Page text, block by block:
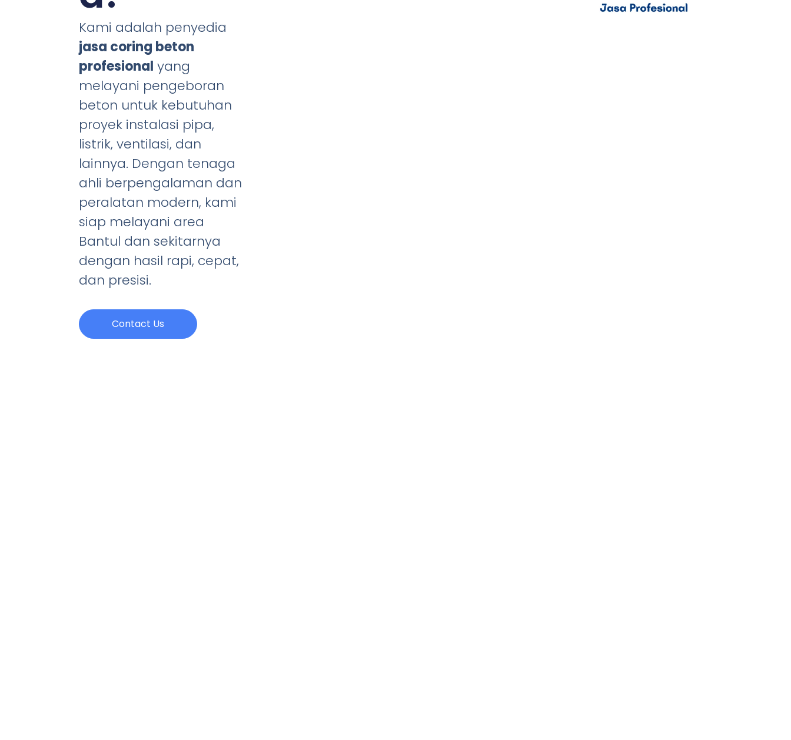
Kami adalah penyedia
jasa coring beton
profesional yang
melayani pengeboran
beton untuk kebutuhan
proyek instalasi pipa,
listrik, ventilasi, dan
lainnya. Dengan tenaga
ahli berpengalaman dan
peralatan modern, kami
siap melayani area
Bantul dan sekitarnya
dengan hasil rapi, cepat,
dan presisi.
Contact Us